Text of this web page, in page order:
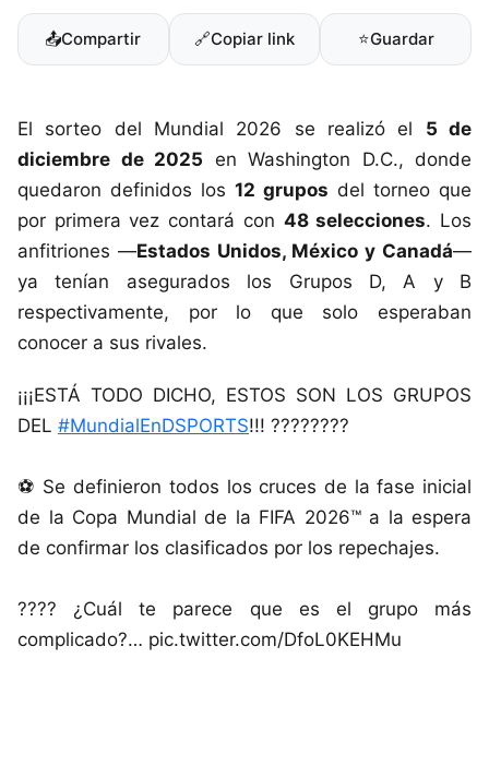
📤Compartir 🔗Copiar link ⭐Guardar
El sorteo del Mundial 2026 se realizó el 5 de
diciembre de 2025 en Washington D.C., donde
quedaron definidos los 12 grupos del torneo que
por primera vez contará con 48 selecciones. Los
anfitriones —Estados Unidos, México y Canadá—
ya tenían asegurados los Grupos D, A y B
respectivamente, por lo que solo esperaban
conocer a sus rivales.
¡¡¡ESTÁ TODO DICHO, ESTOS SON LOS GRUPOS
DEL #MundialEnDSPORTS!!! ????????
⚽ Se definieron todos los cruces de la fase inicial
de la Copa Mundial de la FIFA 2026™ a la espera
de confirmar los clasificados por los repechajes.
???? ¿Cuál te parece que es el grupo más
complicado?… pic.twitter.com/DfoL0KEHMu